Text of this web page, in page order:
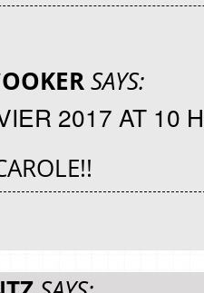
SAYS:
2017 AT 10